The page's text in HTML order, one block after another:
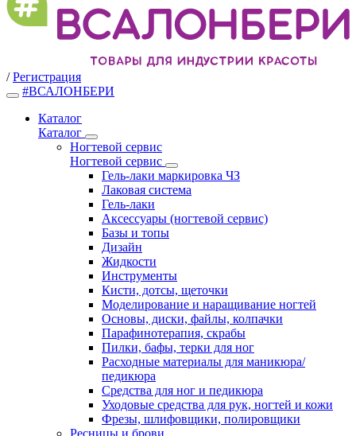
/ Регистрация
#ВСАЛОНБЕРИ
Каталог
Каталог
Ногтевой сервис
Ногтевой сервис
Гель-лаки маркировка ЧЗ
Лаковая система
Гель-лаки
Аксессуары (ногтевой сервис)
Базы и топы
Дизайн
Жидкости
Инструменты
Кисти, дотсы, щеточки
Моделирование и наращивание ногтей
Основы, диски, файлы, колпачки
Парафинотерапия, скрабы
Пилки, бафы, терки для ног
Расходные материалы для маникюра/
педикюра
Средства для ног и педикюра
Уходовые средства для рук, ногтей и кожи
Фрезы, шлифовщики, полировщики
Ресницы и брови